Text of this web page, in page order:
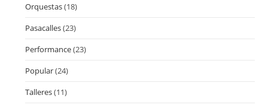
Orquestas(18)
Pasacalles(23)
Performance(23)
Popular(24)
Talleres(11)